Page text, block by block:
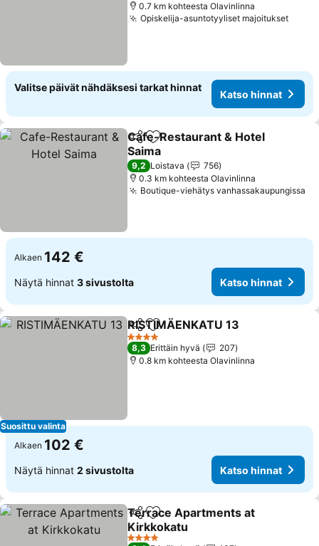
0.7 km kohteesta Olavinlinna
Opiskelija-asuntotyyliset majoitukset
Valitse päivät nähdäksesi tarkat hinnat
Katso hinnat
Jaa Lisää suosikkeihin
Cafe-Restaurant & Hotel
Saima
9,2 Loistava
756
0.3 km kohteesta Olavinlinna
Boutique-viehätys vanhassakaupungissa
Alkaen 142 €
Näytä hinnat 3 sivustolta Katso hinnat
Suosittu valinta
Jaa Lisää suosikkeihin
RISTIMÄENKATU 13
4 Tähtiluokitus
8,3 Erittäin hyvä
207
0.8 km kohteesta Olavinlinna
Alkaen 102 €
Näytä hinnat 2 sivustolta Katso hinnat
Jaa Lisää suosikkeihin
Terrace Apartments at
Kirkkokatu
4 Tähtiluokitus